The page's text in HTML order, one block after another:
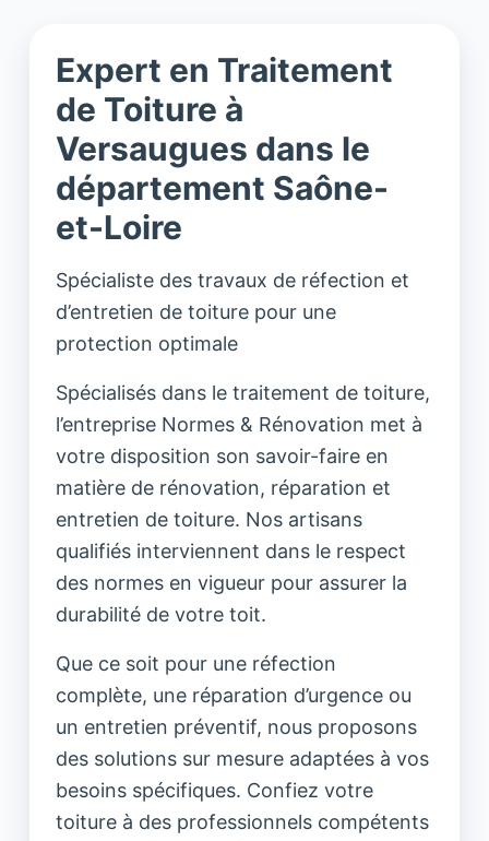
Expert en Traitement
de Toiture à
Versaugues dans le
département Saône-
et-Loire
Spécialiste des travaux de réfection et
d’entretien de toiture pour une
protection optimale
Spécialisés dans le traitement de toiture,
l’entreprise Normes & Rénovation met à
votre disposition son savoir-faire en
matière de rénovation, réparation et
entretien de toiture. Nos artisans
qualifiés interviennent dans le respect
des normes en vigueur pour assurer la
durabilité de votre toit.
Que ce soit pour une réfection
complète, une réparation d’urgence ou
un entretien préventif, nous proposons
des solutions sur mesure adaptées à vos
besoins spécifiques. Confiez votre
toiture à des professionnels compétents